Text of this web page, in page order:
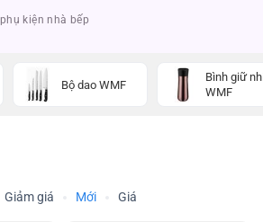
phụ kiện nhà bếp
Bộ dao WMF
Bình giữ
WMF
Giảm giá Mới Giá